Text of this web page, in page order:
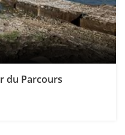
du Parcours